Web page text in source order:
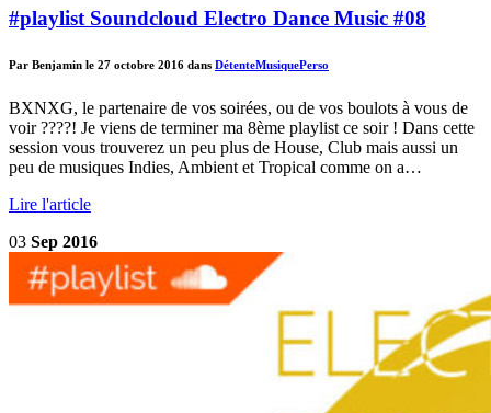
#playlist Soundcloud Electro Dance Music #08
Par Benjamin le 27 octobre 2016 dans DétenteMusiquePerso
BXNXG, le partenaire de vos soirées, ou de vos boulots à vous de
voir ????! Je viens de terminer ma 8ème playlist ce soir ! Dans cette
session vous trouverez un peu plus de House, Club mais aussi un
peu de musiques Indies, Ambient et Tropical comme on a…
Lire l'article
03 Sep 2016